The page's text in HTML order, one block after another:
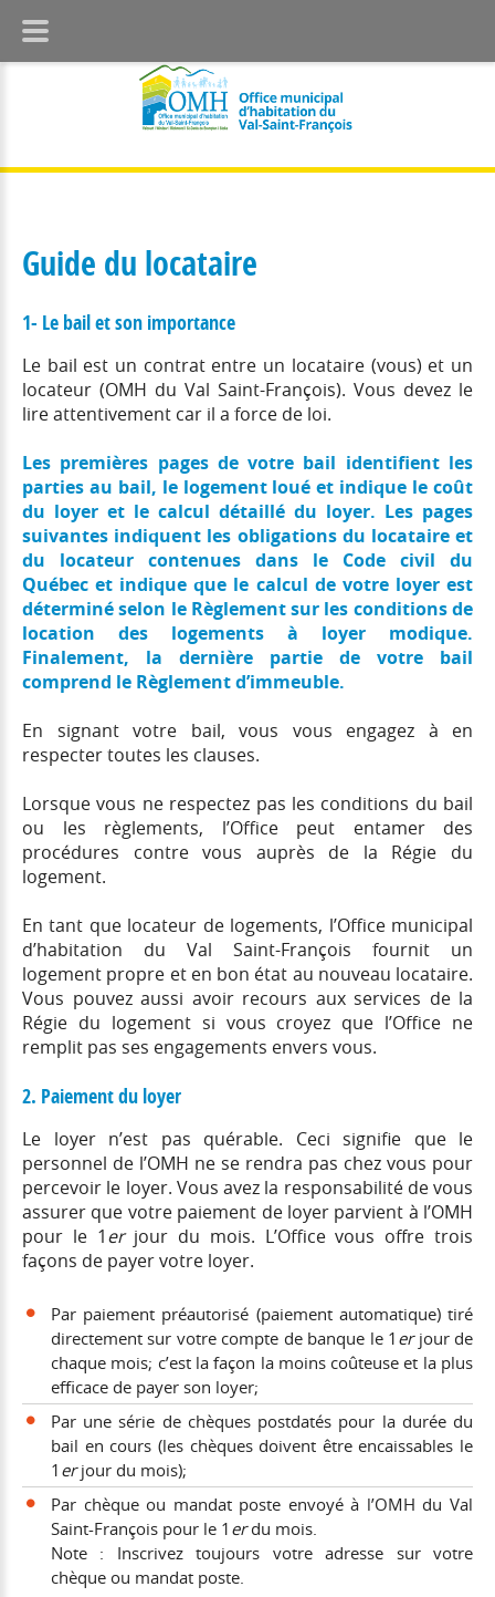
Guide du locataire
1- Le bail et son importance
Le bail est un contrat entre un locataire (vous) et un
locateur (OMH du Val Saint-François). Vous devez le
lire attentivement car il a force de loi.
Les premières pages de votre bail identifient les
parties au bail, le logement loué et indique le coût
du loyer et le calcul détaillé du loyer. Les pages
suivantes indiquent les obligations du locataire et
du locateur contenues dans le Code civil du
Québec et indique que le calcul de votre loyer est
déterminé selon le Règlement sur les conditions de
location des logements à loyer modique.
Finalement, la dernière partie de votre bail
comprend le Règlement d’immeuble.
En signant votre bail, vous vous engagez à en
respecter toutes les clauses.
Lorsque vous ne respectez pas les conditions du bail
ou les règlements, l’Office peut entamer des
procédures contre vous auprès de la Régie du
logement.
En tant que locateur de logements, l’Office municipal
d’habitation du Val Saint-François fournit un
logement propre et en bon état au nouveau locataire.
Vous pouvez aussi avoir recours aux services de la
Régie du logement si vous croyez que l’Office ne
remplit pas ses engagements envers vous.
2. Paiement du loyer
Le loyer n’est pas quérable. Ceci signifie que le
personnel de l’OMH ne se rendra pas chez vous pour
percevoir le loyer. Vous avez la responsabilité de vous
assurer que votre paiement de loyer parvient à l’OMH
pour le 1erjour du mois. L’Office vous offre trois
façons de payer votre loyer.
Par paiement préautorisé (paiement automatique) tiré
directement sur votre compte de banque le 1 erjour de
chaque mois; c’est la façon la moins coûteuse et la plus
efficace de payer son loyer;
Par une série de chèques postdatés pour la durée du
bail en cours (les chèques doivent être encaissables le
1 erjour du mois);
Par chèque ou mandat poste envoyé à l’OMH du Val
Saint-François pour le 1 erdu mois.
Note : Inscrivez toujours votre adresse sur votre
chèque ou mandat poste.